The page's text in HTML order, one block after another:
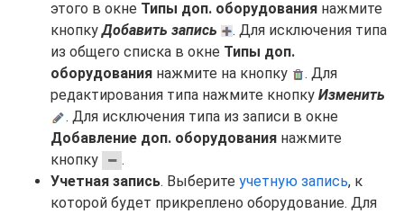
этого в окне Типы доп. оборудования нажмите
кнопкуДобавить запись
. Для исключения типа
из общего списка в окне Типы доп.
оборудования нажмите на кнопку
. Для
редактирования типа нажмите кнопку Изменить
. Для исключения типа из записи в окне
Добавление доп. оборудования нажмите
кнопку
.
Учетная запись. Выберите учетную запись, к
которой будет прикреплено оборудование. Для